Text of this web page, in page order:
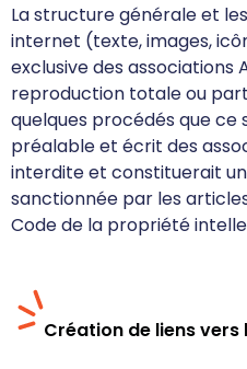
La structure générale et
internet (texte, images,
exclusive des associations
reproduction totale ou
quelques procédés que ce
préalable et écrit des
interdite et constituerait
sanctionnée par les
Code de la propriété
Création de liens vers